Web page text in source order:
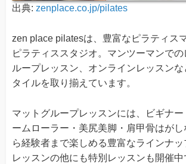
出典: zenplace.co.jp/pilates
zen place pilatesは、豊富なピラティス
ピラティススタジオ。マンツーマンで
ループレッスン、オンラインレッスン
タイルを取り揃えています。
マットグループレッスンには、ビギナ
ームローラー・美尻美脚・肩甲骨はが
ら経験者まで楽しめる豊富なラインナ
レッスンの他にも特別レッスンも開催中